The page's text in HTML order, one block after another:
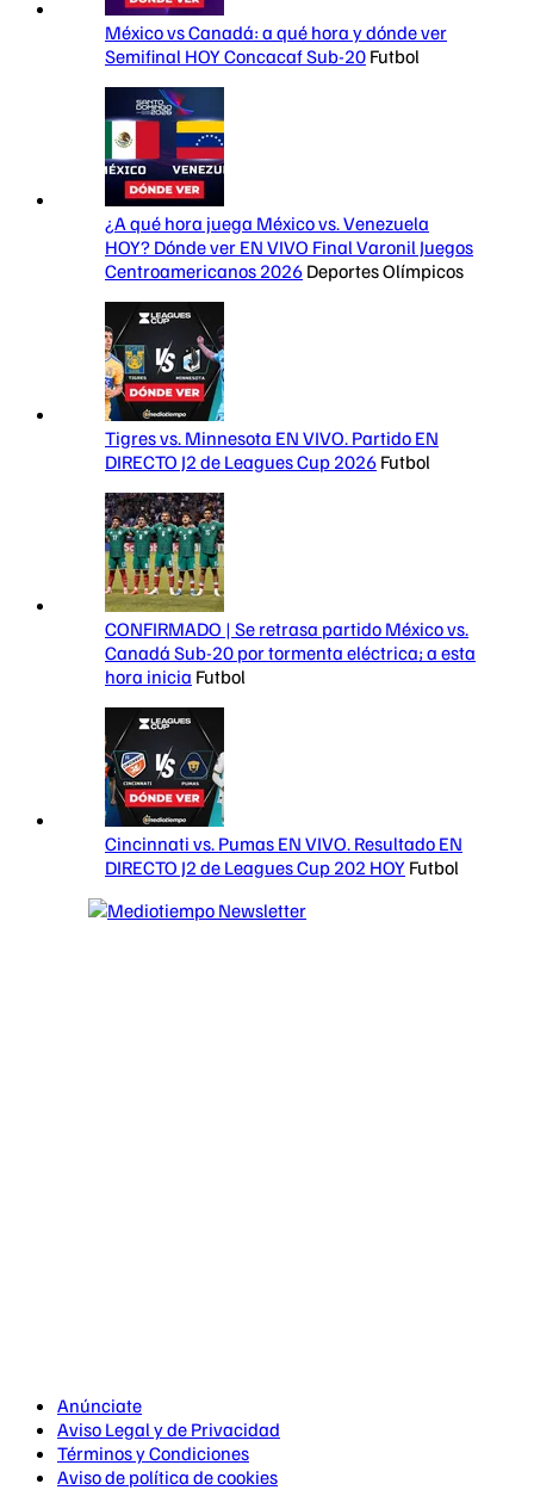
México vs Canadá: a qué hora y dónde ver
Semifinal HOY Concacaf Sub-20 Futbol
¿A qué hora juega México vs. Venezuela
HOY? Dónde ver EN VIVO Final Varonil Juegos
Centroamericanos 2026 Deportes Olímpicos
Tigres vs. Minnesota EN VIVO. Partido EN
DIRECTO J2 de Leagues Cup 2026 Futbol
CONFIRMADO | Se retrasa partido México vs.
Canadá Sub-20 por tormenta eléctrica; a esta
hora inicia Futbol
Cincinnati vs. Pumas EN VIVO. Resultado EN
DIRECTO J2 de Leagues Cup 202 HOY Futbol
Anúnciate
Aviso Legal y de Privacidad
Términos y Condiciones
Aviso de política de cookies